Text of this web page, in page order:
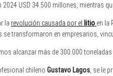
USD 34.500 millones, mientras
la revolución causada por el litio en la
se transformaron en empresarios,
alcanzar más de 300.000
chileno Gustavo Lagos , se le